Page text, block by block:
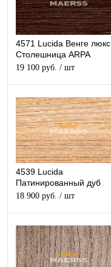
4571 Lucida Венге люкс
Столешница ARPA
глянцевая
19 100 руб. / шт
4539 Lucida
Патинированный дуб
Столешница ARPA
18 900 руб. / шт